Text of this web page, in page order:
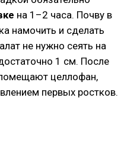
на 1–2 часа. Почву в
намочить и сделать
не нужно сеять на
1 см. После
целлофан,
первых ростков.